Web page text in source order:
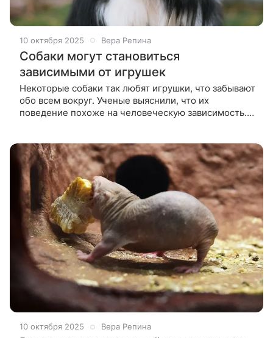
10 октября 2025 Вера Репина
Собаки могут становиться
зависимыми от игрушек
Некоторые собаки так любят игрушки, что забывают
обо всем вокруг. Ученые выяснили, что их
поведение похоже на человеческую зависимость. В
10 октября 2025 Вера Репина